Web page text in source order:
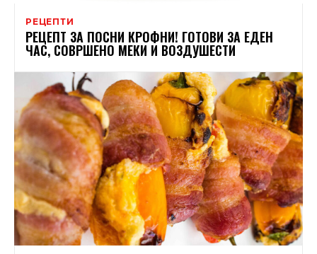
РЕЦЕПТИ
РЕЦЕПТ ЗА ПОСНИ КРОФНИ! ГОТОВИ ЗА ЕДЕН
ЧАС, СОВРШЕНО МЕКИ И ВОЗДУШЕСТИ